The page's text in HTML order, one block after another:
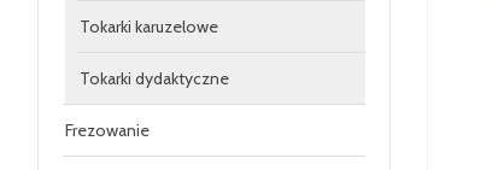
Tokarki karuzelowe
Tokarki dydaktyczne
Frezowanie